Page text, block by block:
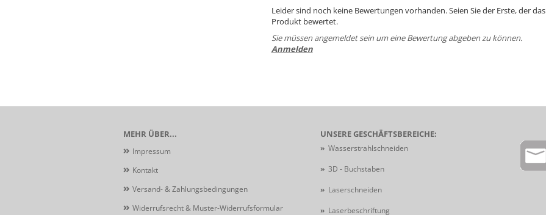
Leider sind noch keine Bewertungen vorhanden. Seien Sie der Erste, der das
Produkt bewertet.
Sie müssen angemeldet sein um eine Bewertung abgeben zu können.
Anmelden
MEHR ÜBER...
Impressum
Kontakt
Versand- & Zahlungsbedingungen
Widerrufsrecht & Muster-Widerrufsformular
UNSERE GESCHÄFTSBEREICHE:
» Wasserstrahlschneiden
» 3D - Buchstaben
» Laserschneiden
» Laserbeschriftung